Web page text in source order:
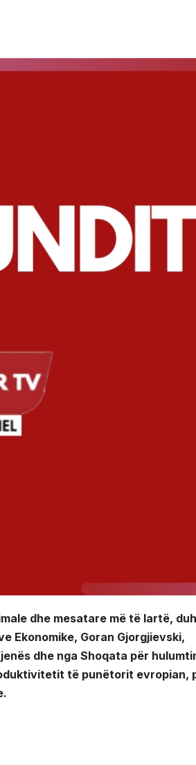
dhe mesatare më të lartë,
Ekonomike, Goran Gjorgjievski,
dhe nga Shoqata për
të punëtorit evropian,